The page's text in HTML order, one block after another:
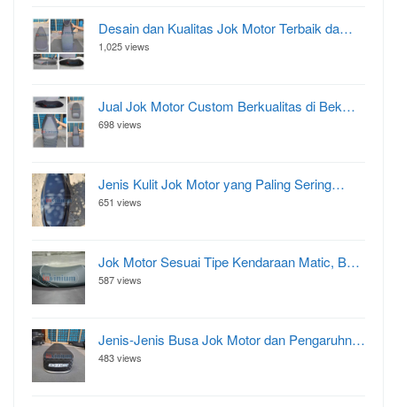
Desain dan Kualitas Jok Motor Terbaik da…
1,025 views
Jual Jok Motor Custom Berkualitas di Bek…
698 views
Jenis Kulit Jok Motor yang Paling Sering…
651 views
Jok Motor Sesuai Tipe Kendaraan Matic, B…
587 views
Jenis-Jenis Busa Jok Motor dan Pengaruhn…
483 views